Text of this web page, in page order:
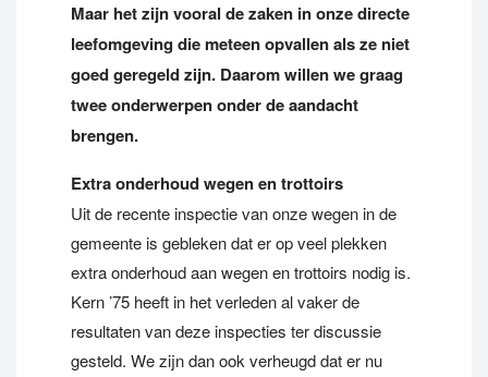
Maar het zijn vooral de zaken in onze directe
leefomgeving die meteen opvallen als ze niet
goed geregeld zijn. Daarom willen we graag
twee onderwerpen onder de aandacht
brengen.
Extra onderhoud wegen en trottoirs
Uit de recente inspectie van onze wegen in de
gemeente is gebleken dat er op veel plekken
extra onderhoud aan wegen en trottoirs nodig is.
Kern ’75 heeft in het verleden al vaker de
resultaten van deze inspecties ter discussie
gesteld. We zijn dan ook verheugd dat er nu